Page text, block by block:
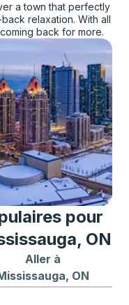
a town that perfectly
relaxation. With all
back for more.
pour
ON
ON
Aller à
ON
de bus vers